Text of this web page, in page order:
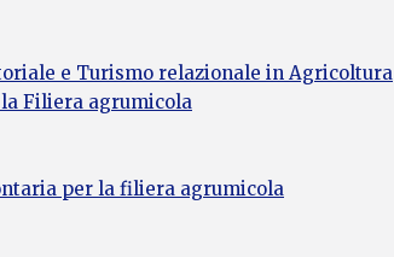
e Turismo relazionale in Agricoltura
Filiera agrumicola
per la filiera agrumicola